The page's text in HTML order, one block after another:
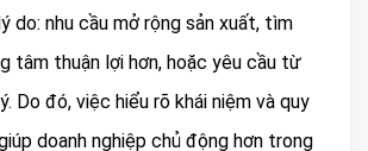
do: nhu cầu mở rộng sản xuất, tìm
tâm thuận lợi hơn, hoặc yêu cầu từ
Do đó, việc hiểu rõ khái niệm và quy
doanh nghiệp chủ động hơn trong